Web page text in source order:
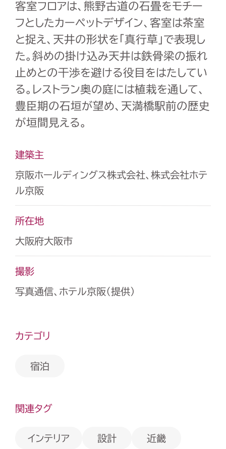
客室フロアは、熊野古道の石畳をモチー
フとしたカーペットデザイン、客室は茶室
と捉え、天井の形状を「真行草」で表現し
た。斜めの掛け込み天井は鉄骨梁の振れ
止めとの干渉を避ける役目をはたしてい
る。レストラン奥の庭には植栽を通して、
豊臣期の石垣が望め、天満橋駅前の歴史
が垣間見える。
建築主
京阪ホールディングス株式会社、株式会社ホテ
ル京阪
所在地
大阪府大阪市
撮影
写真通信、ホテル京阪（提供）
カテゴリ
宿泊
関連タグ
インテリア 設計 近畿